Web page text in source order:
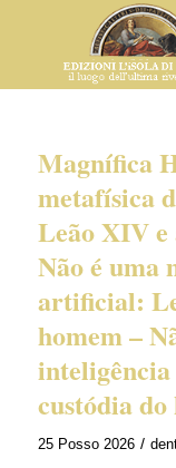
Magnífica
metafísica
Leão XIV e
Não é uma
artificial:
homem –
custódia do
25 Posso 2026 /